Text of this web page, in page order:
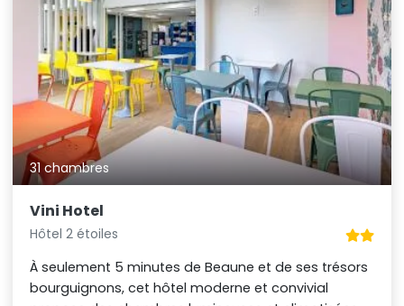
31 chambres
Vini Hotel
Hôtel 2 étoiles
À seulement 5 minutes de Beaune et de ses trésors
bourguignons, cet hôtel moderne et convivial